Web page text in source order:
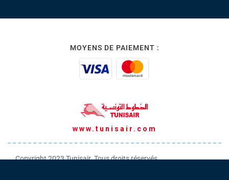
MOYENS DE PAIEMENT :
www.tunisair.com
Copyright 2023 Tunisair. Tous droits réservés